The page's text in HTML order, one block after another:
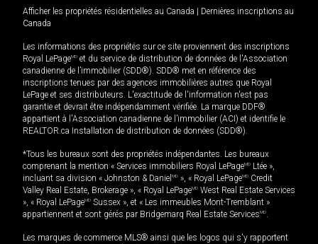
Afficher les propriétés résidentielles au Canada
Dernières inscriptions au
Canada
Les informations des propriétés sur ce site proviennent des inscriptions
Royal LePageMD et du service de distribution de données de l'Association
canadienne de l’immobilier (SDD®). SDD® met en référence des
inscriptions tenues par des agences immobilières autres que Royal
LePage et ses distributeurs. L'exactitude de l'information n'est pas
garantie et devrait être indépendamment vérifiée. La marque DDF®
appartient à l'Association canadienne de l’immobilier (ACI) et identifie le
REALTOR.ca Installation de distribution de données (SDD®).
*Tous les bureaux sont des propriétés indépendantes. Les bureaux
comprenant la mention « Services immobiliers Royal LePageMD Ltée »,
incluant sa division « Johnston & Daniel MD », « Royal LePageMD Credit
Valley Real Estate, Brokerage », « Royal LePageMD West Real Estate Services
», « Royal LePageMD Sussex », et « Les immeubles Mont-Tremblant »
appartiennent et sont gérés par Bridgemarq Real Estate ServicesMD.
Les marques de commerce MLS® ainsi que les logos qui s'y rapportent